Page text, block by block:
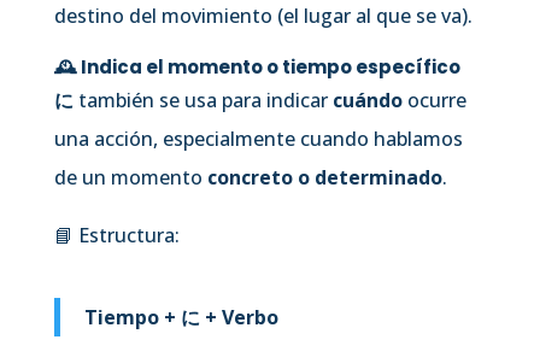
destino del movimiento (el lugar al que se va).
🕰️ Indica el momento o tiempo específico
に también se usa para indicar cuándoocurre
una acción, especialmente cuando hablamos
de un momento concreto o determinado.
📘 Estructura:
Tiempo + に + Verbo